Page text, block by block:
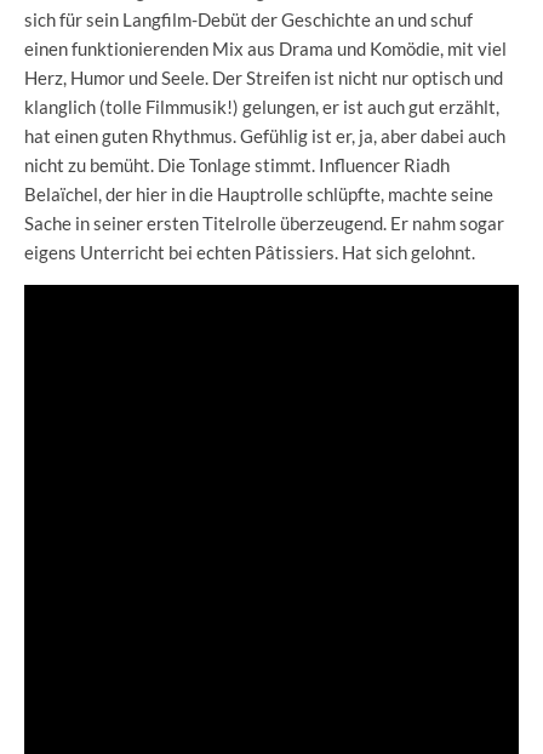
sich für sein Langfilm-Debüt der Geschichte an und schuf
einen funktionierenden Mix aus Drama und Komödie, mit viel
Herz, Humor und Seele. Der Streifen ist nicht nur optisch und
klanglich (tolle Filmmusik!) gelungen, er ist auch gut erzählt,
hat einen guten Rhythmus. Gefühlig ist er, ja, aber dabei auch
nicht zu bemüht. Die Tonlage stimmt. Influencer Riadh
Belaïchel, der hier in die Hauptrolle schlüpfte, machte seine
Sache in seiner ersten Titelrolle überzeugend. Er nahm sogar
eigens Unterricht bei echten Pâtissiers. Hat sich gelohnt.